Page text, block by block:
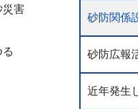
災害
砂防関係
砂防広報
近年発生